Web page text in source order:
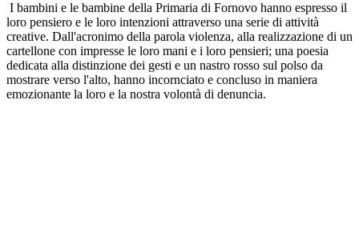
I bambini e le bambine della Primaria di Fornovo hanno espresso il
loro pensiero e le loro intenzioni attraverso una serie di attività
creative. Dall'acronimo della parola violenza, alla realizzazione di un
cartellone con impresse le loro mani e i loro pensieri; una poesia
dedicata alla distinzione dei gesti e un nastro rosso sul polso da
mostrare verso l'alto, hanno incornciato e concluso in maniera
emozionante la loro e la nostra volontà di denuncia.